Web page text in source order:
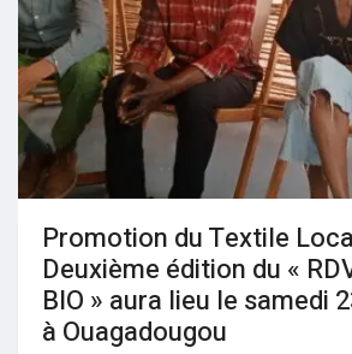
Promotion du Textile
Deuxième édition du «
BIO » aura lieu le samedi
à Ouagadougou